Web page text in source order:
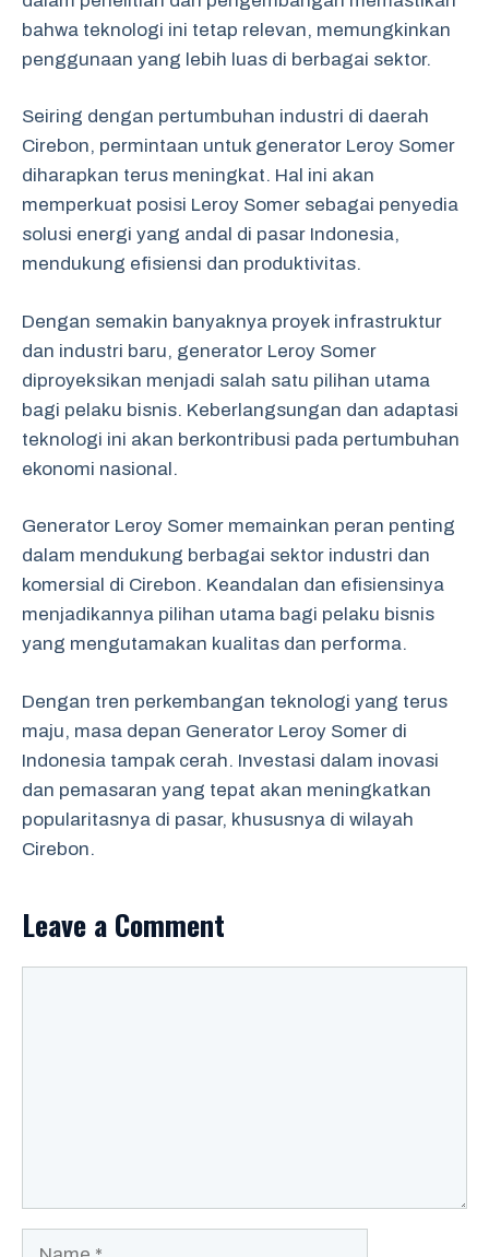
bahwa teknologi ini tetap relevan, memungkinkan
penggunaan yang lebih luas di berbagai sektor.
Seiring dengan pertumbuhan industri di daerah
Cirebon, permintaan untuk generator Leroy Somer
diharapkan terus meningkat. Hal ini akan
memperkuat posisi Leroy Somer sebagai penyedia
solusi energi yang andal di pasar Indonesia,
mendukung efisiensi dan produktivitas.
Dengan semakin banyaknya proyek infrastruktur
dan industri baru, generator Leroy Somer
diproyeksikan menjadi salah satu pilihan utama
bagi pelaku bisnis. Keberlangsungan dan adaptasi
teknologi ini akan berkontribusi pada pertumbuhan
ekonomi nasional.
Generator Leroy Somer memainkan peran penting
dalam mendukung berbagai sektor industri dan
komersial di Cirebon. Keandalan dan efisiensinya
menjadikannya pilihan utama bagi pelaku bisnis
yang mengutamakan kualitas dan performa.
Dengan tren perkembangan teknologi yang terus
maju, masa depan Generator Leroy Somer di
Indonesia tampak cerah. Investasi dalam inovasi
dan pemasaran yang tepat akan meningkatkan
popularitasnya di pasar, khususnya di wilayah
Cirebon.
Leave a Comment